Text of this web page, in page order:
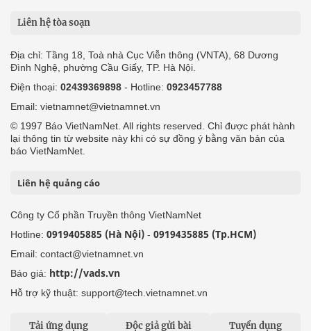
Liên hệ tòa soạn
Địa chỉ: Tầng 18, Toà nhà Cục Viễn thông (VNTA), 68 Dương
Đình Nghệ, phường Cầu Giấy, TP. Hà Nội.
Điện thoại: 02439369898 - Hotline: 0923457788
Email: vietnamnet@vietnamnet.vn
© 1997 Báo VietNamNet. All rights reserved. Chỉ được phát hành
lại thông tin từ website này khi có sự đồng ý bằng văn bản của
báo VietNamNet.
Liên hệ quảng cáo
Công ty Cổ phần Truyền thông VietNamNet
Hotline: 0919405885 (Hà Nội) - 0919435885 (Tp.HCM)
Email: contact@vietnamnet.vn
Báo giá: http://vads.vn
Hỗ trợ kỹ thuật: support@tech.vietnamnet.vn
Tải ứng dụng Độc giả gửi bài Tuyển dụng